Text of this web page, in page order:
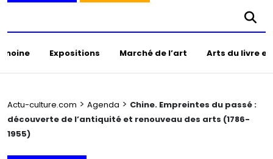
Expositions Marché de l’art Arts du livre
Actu-culture.com > Agenda > Chine. Empreintes du passé :
découverte de l’antiquité et renouveau des arts (1786-
1955)